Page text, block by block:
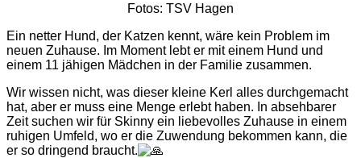
Fotos: TSV Hagen
Ein netter Hund, der Katzen kennt, wäre kein Problem im
neuen Zuhause. Im Moment lebt er mit einem Hund und
einem 11 jähigen Mädchen in der Familie zusammen.
Wir wissen nicht, was dieser kleine Kerl alles durchgemacht
hat, aber er muss eine Menge erlebt haben. In absehbarer
Zeit suchen wir für Skinny ein liebevolles Zuhause in einem
ruhigen Umfeld, wo er die Zuwendung bekommen kann, die
er so dringend braucht.